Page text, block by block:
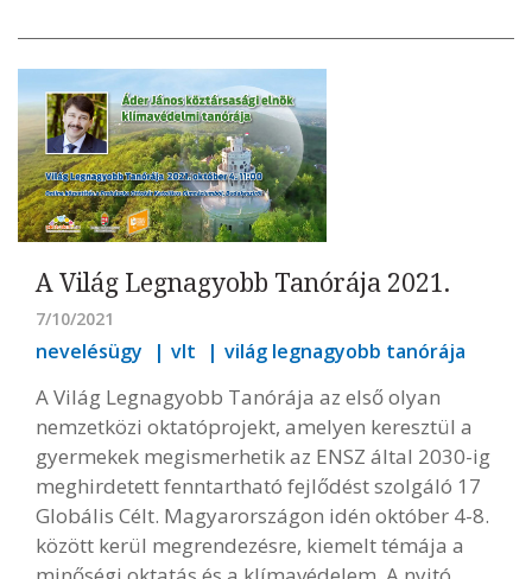
A Világ Legnagyobb Tanórája 2021.
7/10/2021
nevelésügy vlt világ legnagyobb tanórája
A Világ Legnagyobb Tanórája az első olyan
nemzetközi oktatóprojekt, amelyen keresztül a
gyermekek megismerhetik az ENSZ által 2030-ig
meghirdetett fenntartható fejlődést szolgáló 17
Globális Célt. Magyarországon idén október 4-8.
között kerül megrendezésre, kiemelt témája a